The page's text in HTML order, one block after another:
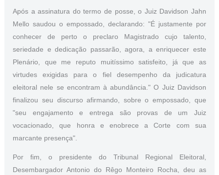
Após a assinatura do termo de posse, o Juiz Davidson Jahn
Mello saudou o empossado, declarando: "É justamente por
conhecer de perto o preclaro Magistrado cujo talento,
seriedade e dedicação passarão, agora, a enriquecer este
Plenário, que me reputo muitíssimo satisfeito, já que as
virtudes exigidas para o fiel desempenho da judicatura
eleitoral nele se encontram à abundância." O Juiz Davidson
finalizou seu discurso afirmando, sobre o empossado, que
"seu engajamento e entrega são provas de um Juiz
vocacionado, que honra e enobrece a Corte com sua
marcante presença".
Por fim, o presidente do Tribunal Regional Eleitoral,
Desembargador Antonio do Rêgo Monteiro Rocha, deu as